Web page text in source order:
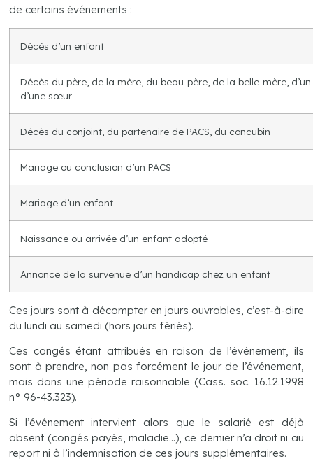
de certains événements :
Décès d’un enfant
Décès du père, de la mère, du beau-père, de la belle-mère,
d’une sœur
Décès du conjoint, du partenaire de PACS, du concubin
Mariage ou conclusion d’un PACS
Mariage d’un enfant
Naissance ou arrivée d’un enfant adopté
Annonce de la survenue d’un handicap chez un enfant
Ces jours sont à décompter en jours ouvrables, c’est-à-dire
du lundi au samedi (hors jours fériés).
Ces congés étant attribués en raison de l’événement, ils
sont à prendre, non pas forcément le jour de l’événement,
mais dans une période raisonnable (Cass. soc. 16.12.1998
n° 96-43.323).
Si l’événement intervient alors que le salarié est déjà
absent (congés payés, maladie…), ce dernier n’a droit ni au
report ni à l’indemnisation de ces jours supplémentaires.